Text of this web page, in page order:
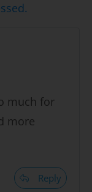
much for
more
Reply